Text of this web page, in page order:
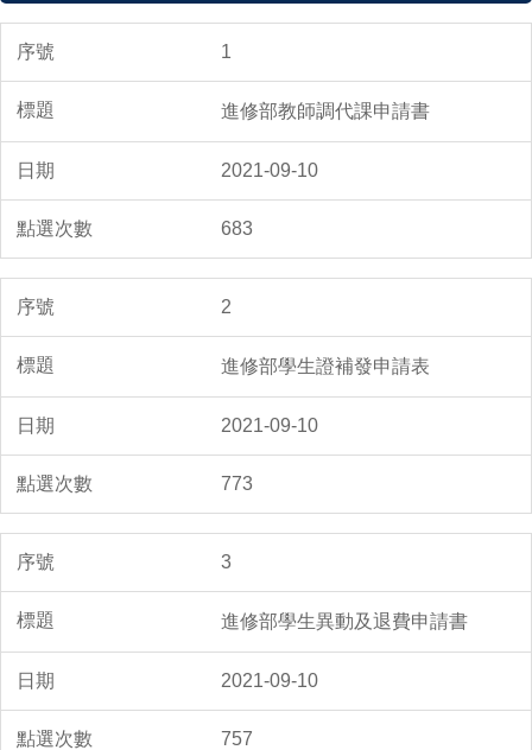
1
進修部教師調代課申請書
2021-09-10
683
2
進修部學生證補發申請表
2021-09-10
773
3
進修部學生異動及退費申請書
2021-09-10
757